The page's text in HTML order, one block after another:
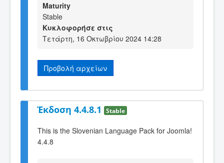
Maturity
Stable
Κυκλοφορήσε στις
Τετάρτη, 16 Οκτωβρίου 2024 14:28
Προβολή αρχείων
Έκδοση 4.4.8.1 Stable
This is the Slovenian Language Pack for Joomla!
4.4.8